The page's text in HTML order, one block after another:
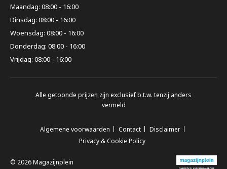
Maandag: 08:00 - 16:00
Dinsdag: 08:00 - 16:00
Woensdag: 08:00 - 16:00
Donderdag: 08:00 - 16:00
Vrijdag: 08:00 - 16:00
Alle getoonde prijzen zijn exclusief b.t.w. tenzij anders
vermeld
Algemene voorwaarden Contact
Disclaimer
Privacy & Cookie Policy
© 2026 Magazijnplein